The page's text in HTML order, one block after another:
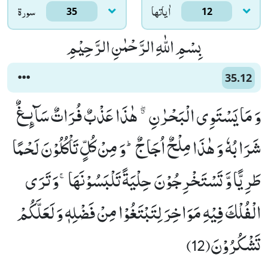
سورۃ 35 اٰياتها 12
بِسْمِ اللّٰهِ الرَّحْمٰنِ الرَّحِیْمِ
35.12
وَ مَا یَسْتَوِی الْبَحْرٰنِ ﳓ هٰذَا عَذْبٌ فُرَاتٌ سَآىٕـغٌ
شَرَابُهٗ وَ هٰذَا مِلْحٌ اُجَاجٌؕ-وَ مِنْ كُلٍّ تَاْكُلُوْنَ لَحْمًا
طَرِیًّا وَّ تَسْتَخْرِجُوْنَ حِلْیَةً تَلْبَسُوْنَهَاۚ-وَ تَرَى
الْفُلْكَ فِیْهِ مَوَاخِرَ لِتَبْتَغُوْا مِنْ فَضْلِهٖ وَ لَعَلَّكُمْ
تَشْكُرُوْنَ(12)